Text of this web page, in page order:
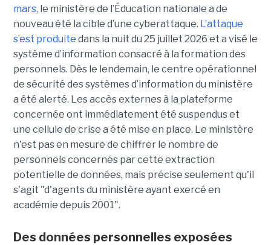
mars, le ministère de l’Éducation nationale a de
nouveau été la cible d’une cyberattaque. L’attaque
s’est produite dans la nuit du 25 juillet 2026 et a visé le
système d’information consacré à la formation des
personnels. Dès le lendemain, le centre opérationnel
de sécurité des systèmes d’information du ministère
a été alerté. Les accès externes à la plateforme
concernée ont immédiatement été suspendus et
une cellule de crise a été mise en place. Le ministère
n'est pas en mesure de chiffrer le nombre de
personnels concernés par cette extraction
potentielle de données, mais précise seulement qu'il
s'agit "d'agents du ministère ayant exercé en
académie depuis 2001".
Des données personnelles exposées